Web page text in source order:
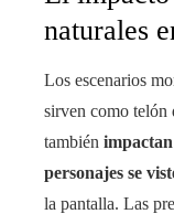
naturales
Los escenarios
sirven como telón
también
personajes se
la pantalla. Las